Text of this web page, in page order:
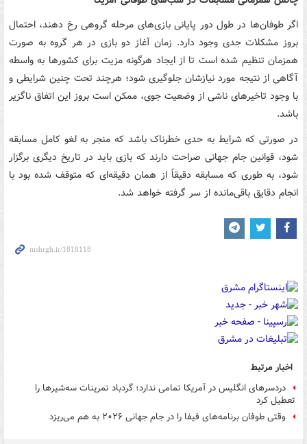
اگر طوفان‌ها در طول دور پایانی بازی‌های مرحله گروهی رخ دهند، احتمال
بروز مشکلات جدی وجود دارد. زمان آغاز دو بازی در هر گروه به صورت
همزمان تنظیم شده است تا از ایجاد هرگونه مزیت برای کشورها به واسطه
آگاهی از نتیجه مورد نیازشان جلوگیری شود؛ هرچند تحت چنین شرایطی و
با وجود تاخیرهای ناشی از وضعیت جوی، ممکن است بروز این اتفاق ناگزیر
باشد.
در صورتی که شرایط به حدی خطرناک باشد که منجر به لغو کامل مسابقه
شود، قوانین جام جهانی صراحت دارند که بازی باید در تاریخ دیگری برگزار
شود، به طوری که مسابقه دقیقاً از همان دقیقه‌ای که متوقف شده بود با
انجام دقایق باقی‌مانده از سر گرفته خواهد شد.
اخبار مرتبط
دردسرهای انگلیس در آمریکا تمامی ندارد؛ گردباد تمرینات سه‌شیرها را
تعطیل کرد
وقتی طوفان برنامه‌های فیفا را در جام جهانی ۲۰۲۶ به هم می‌ریزد